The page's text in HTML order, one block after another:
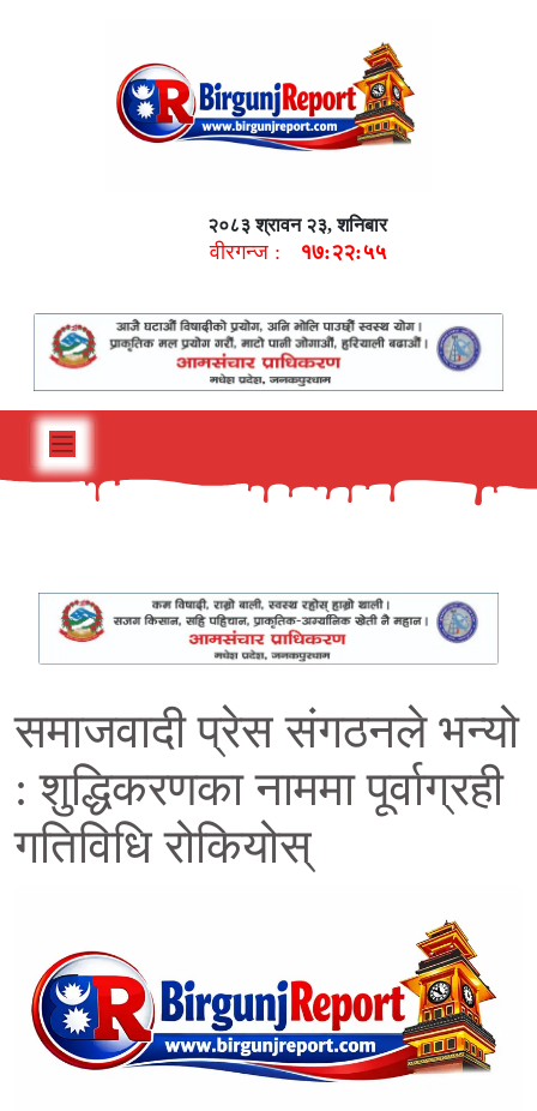
२०८३ श्रावन २३, शनिबार
वीरगन्ज : १७:२२:५६
समाजवादी प्रेस संगठनले भन्यो
: शुद्धिकरणका नाममा पूर्वाग्रही
गतिविधि रोकियोस्